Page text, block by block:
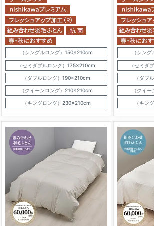
（シングルロング）150×210cm
（セミダブルロング）175×210cm
（ダブルロング）190×210cm
（クイーンロング）210×210cm
（キングロング）230×210cm
（シン
（セミダ
（ダブ
（クイ
（キン